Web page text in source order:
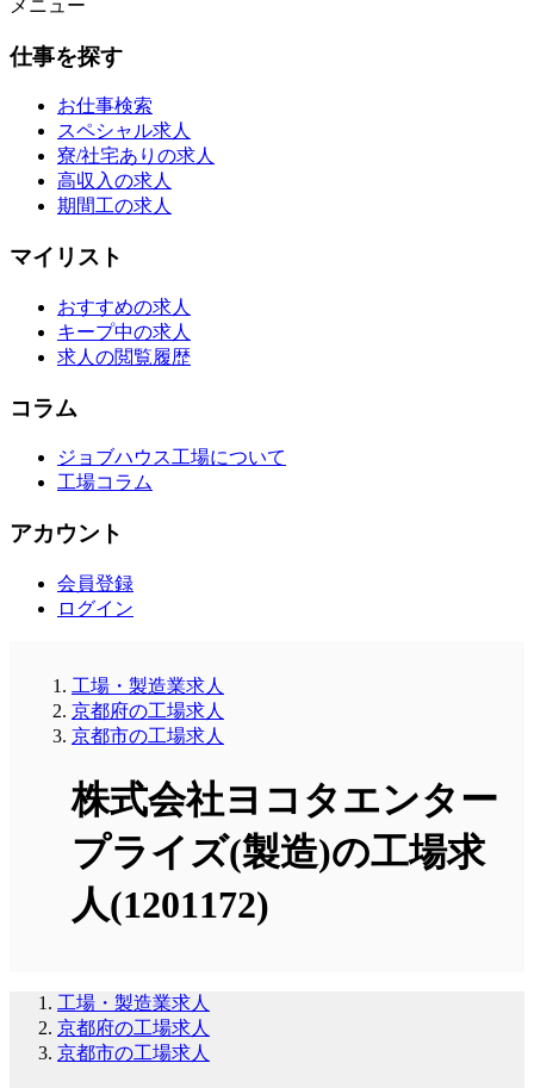
メニュー
仕事を探す
お仕事検索
スペシャル求人
寮/社宅ありの求人
高収入の求人
期間工の求人
マイリスト
おすすめの求人
キープ中の求人
求人の閲覧履歴
コラム
ジョブハウス工場について
工場コラム
アカウント
会員登録
ログイン
工場・製造業求人
京都府の工場求人
京都市の工場求人
株式会社ヨコタエンター
プライズ(製造)の工場求
人(1201172)
工場・製造業求人
京都府の工場求人
京都市の工場求人